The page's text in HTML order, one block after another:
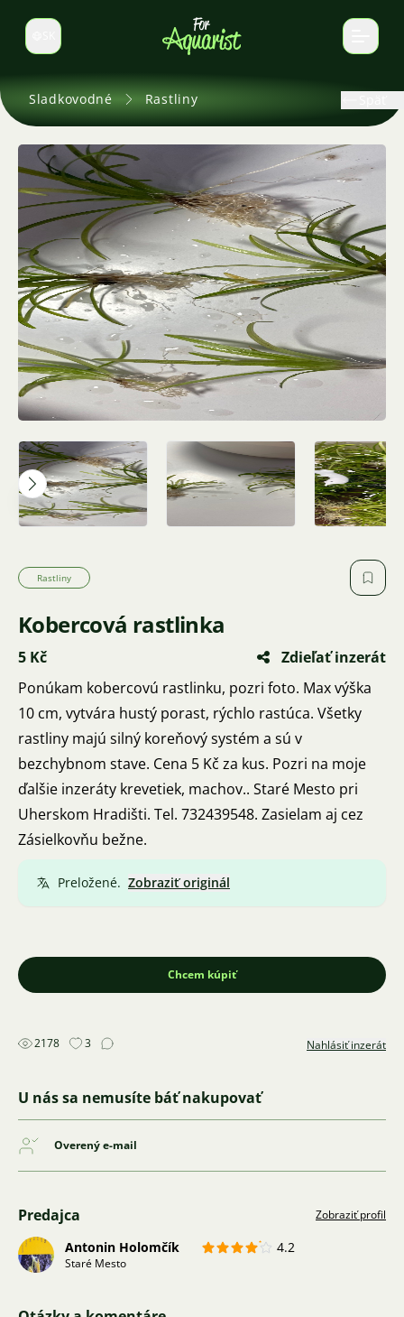
Prepnúť jazyk
Sladkovodné Rastliny
Rastliny
Kobercová rastlinka
5 Kč
Zdieľať inzerát
Ponúkam kobercovú rastlinku, pozri foto. Max výška
10 cm, vytvára hustý porast, rýchlo rastúca. Všetky
rastliny majú silný koreňový systém a sú v
bezchybnom stave. Cena 5 Kč za kus. Pozri na moje
ďalšie inzeráty krevetiek, machov.. Staré Mesto pri
Uherskom Hradišti. Tel. 732439548. Zasielam aj cez
Zásielkovňu bežne.
Preložené. Zobraziť originál
Chcem kúpiť
2178 3 Nahlásiť inzerát
U nás sa nemusíte báť nakupovať
Overený e-mail
Predajca Zobraziť profil
Antonin Holomčík 4.2
Staré Mesto